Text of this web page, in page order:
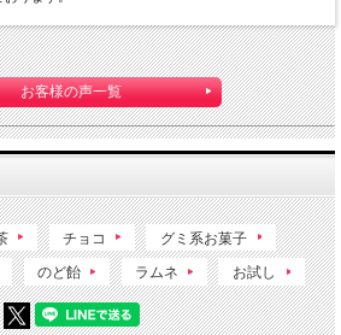
お客様の声一覧
チョコ グミ系お菓子
のど飴 ラムネ お試し